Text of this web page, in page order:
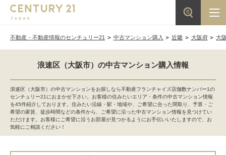
不動産・不動産情報のセンチュリー21 中古マンション購入 近畿 大阪府 大
浪速区（大阪市）の中古マンション購入情報
浪速区（大阪市）の中古マンションをお探しなら不動産フランチャイズ店舗数ナンバー1の
センチュリー21におまかせ下さい。お客様の住みたいエリア・条件の中古マンション情報
を45件紹介しております。住みたい沿線・駅・地域や、ご希望に合った間取り、予算・ご
希望の家賃、徒歩時間などの条件から、ご希望に沿った中古マンション情報を見つけてい
ただけます。お客様にご希望に沿うお部屋が見つかるようにお手伝いいたしますので、お
気軽にご相談ください！